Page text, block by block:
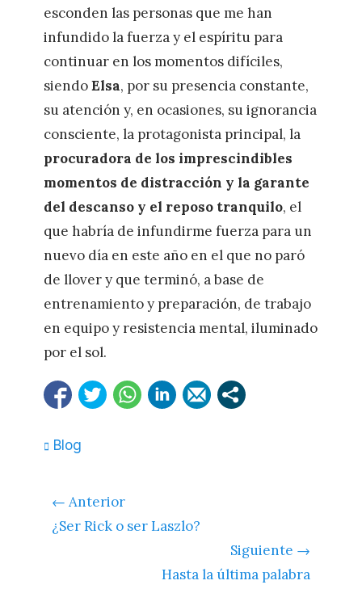
esconden las personas que me han
infundido la fuerza y el espíritu para
continuar en los momentos difíciles,
siendoElsa, por su presencia constante,
su atención y, en ocasiones, su ignorancia
consciente, la protagonista principal, la
procuradora de los imprescindibles
momentos de distracción y la garante
del descanso y el reposo tranquilo, el
que habría de infundirme fuerza para un
nuevo día en este año en el que no paró
de llover y que terminó, a base de
entrenamiento y preparación, de trabajo
en equipo y resistencia mental, iluminado
por el sol.
Categorías
Blog
Navegación
de
← Anterior
Entrada
¿Ser Rick o ser Laszlo?
Siguiente →
Hasta la última palabra